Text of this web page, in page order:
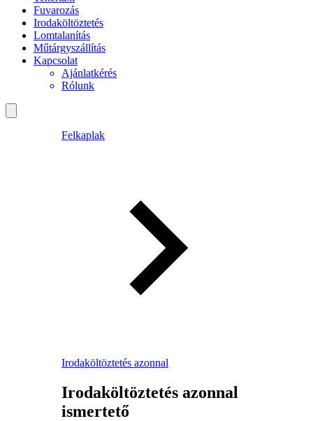
Fuvarozás
Irodaköltöztetés
Lomtalanítás
Műtárgyszállítás
Kapcsolat
Ajánlatkérés
Rólunk
Felkaplak
Irodaköltöztetés azonnal
Irodaköltöztetés azonnal
ismertető